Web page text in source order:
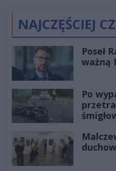
NAJCZĘŚCIEJ
Poseł
ważną
Po